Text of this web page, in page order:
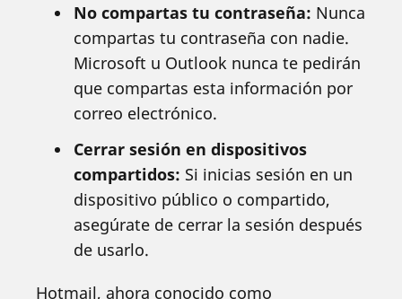
No compartas tu contraseña: Nunca
compartas tu contraseña con nadie.
Microsoft u Outlook nunca te pedirán
que compartas esta información por
correo electrónico.
Cerrar sesión en dispositivos
compartidos: Si inicias sesión en un
dispositivo público o compartido,
asegúrate de cerrar la sesión después
de usarlo.
Hotmail, ahora conocido como